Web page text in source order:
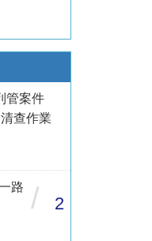
管案件
查作業
路
/ 2